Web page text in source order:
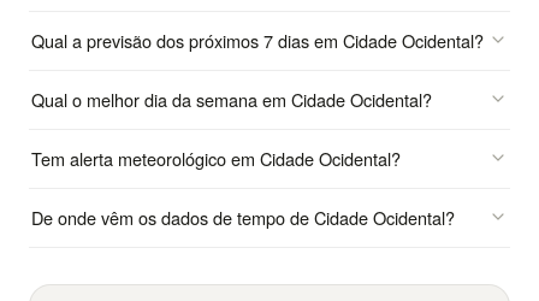
Qual a previsão dos próximos 7 dias em Cidade Ocidental?
Qual o melhor dia da semana em Cidade Ocidental?
Tem alerta meteorológico em Cidade Ocidental?
De onde vêm os dados de tempo de Cidade Ocidental?